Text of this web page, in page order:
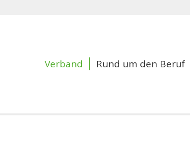
Verband Rund um den Beruf